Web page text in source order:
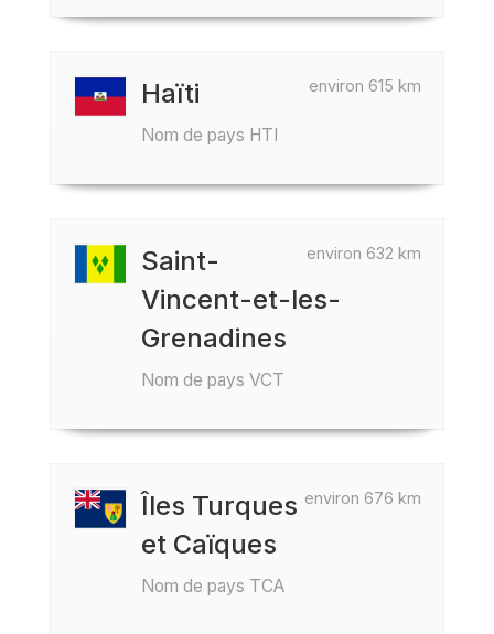
environ 615 km
Haïti
Nom de pays HTI
environ 632 km
Saint-
Vincent-et-les-
Grenadines
Nom de pays VCT
environ 676 km
Îles Turques
et Caïques
Nom de pays TCA